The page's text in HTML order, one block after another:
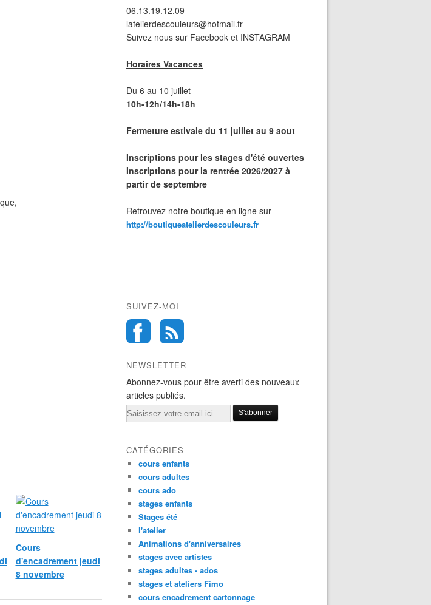
Cours
d'encadrement jeudi
8 novembre
06.13.19.12.09
latelierdescouleurs@hotmail.fr
Suivez nous sur Facebook et INSTAGRAM
Horaires Vacances
Du 6 au 10 juillet
10h-12h/14h-18h
Fermeture estivale du 11 juillet au 9 aout
Inscriptions pour les stages d'été ouvertes
Inscriptions pour la rentrée 2026/2027 à
partir de septembre
Retrouvez notre boutique en ligne sur
http://boutiqueatelierdescouleurs.fr
SUIVEZ-MOI
NEWSLETTER
Abonnez-vous pour être averti des nouveaux
articles publiés.
Email
CATÉGORIES
cours enfants
cours adultes
cours ado
stages enfants
Stages été
l'atelier
Animations d'anniversaires
stages avec artistes
stages adultes - ados
stages et ateliers Fimo
cours encadrement cartonnage